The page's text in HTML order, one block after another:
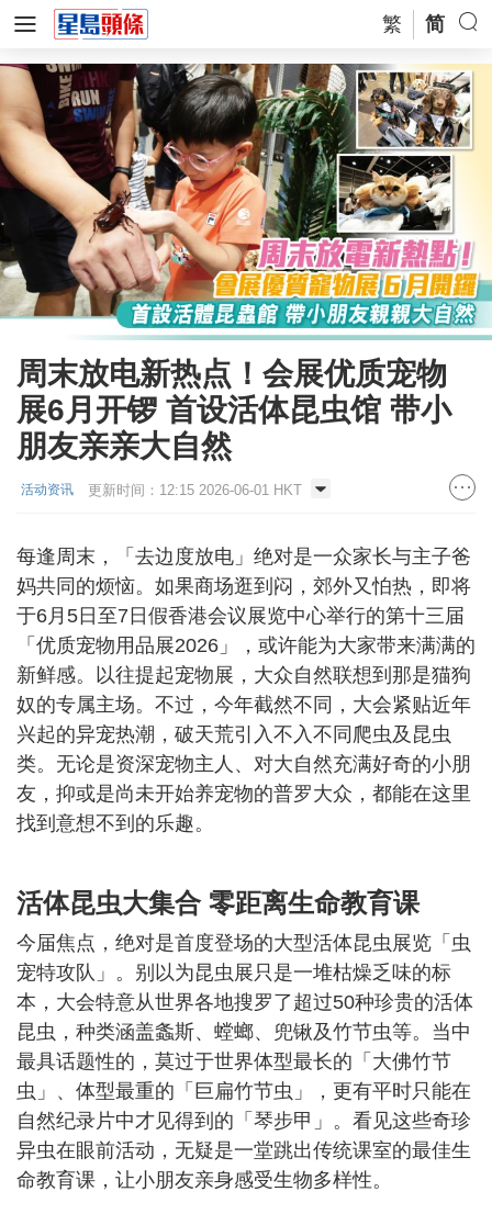
繁 简
周末放电新热点！会展优质宠物
展6月开锣 首设活体昆虫馆 带小
朋友亲亲大自然
活动资讯 更新时间：12:15 2026-06-01 HKT
每逢周末，「去边度放电」绝对是一众家长与主子爸
妈共同的烦恼。如果商场逛到闷，郊外又怕热，即将
于6月5日至7日假香港会议展览中心举行的第十三届
「优质宠物用品展2026」，或许能为大家带来满满的
新鲜感。以往提起宠物展，大众自然联想到那是猫狗
奴的专属主场。不过，今年截然不同，大会紧贴近年
兴起的异宠热潮，破天荒引入不入不同爬虫及昆虫
类。无论是资深宠物主人、对大自然充满好奇的小朋
友，抑或是尚未开始养宠物的普罗大众，都能在这里
找到意想不到的乐趣。
活体昆虫大集合 零距离生命教育课
今届焦点，绝对是首度登场的大型活体昆虫展览「虫
宠特攻队」。别以为昆虫展只是一堆枯燥乏味的标
本，大会特意从世界各地搜罗了超过50种珍贵的活体
昆虫，种类涵盖螽斯、螳螂、兜锹及竹节虫等。当中
最具话题性的，莫过于世界体型最长的「大佛竹节
虫」、体型最重的「巨扁竹节虫」，更有平时只能在
自然纪录片中才见得到的「琴步甲」。看见这些奇珍
异虫在眼前活动，无疑是一堂跳出传统课室的最佳生
命教育课，让小朋友亲身感受生物多样性。